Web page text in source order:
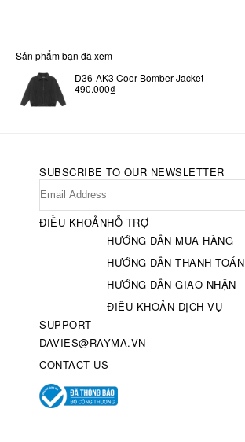
Sản phẩm bạn đã xem
D36-AK3 Coor Bomber Jacket
490.000₫
SUBSCRIBE TO OUR NEWSLETTER
ĐIỀU KHOẢNHỖ TRỢ
HƯỚNG DẪN MUA HÀNG
HƯỚNG DẪN THANH TOÁN
HƯỚNG DẪN GIAO NHẬN
ĐIỀU KHOẢN DỊCH VỤ
SUPPORT
DAVIES@RAYMA.VN
CONTACT US